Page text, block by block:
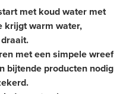
met koud water met
krijgt warm water,
met een simpele wreef
bijtende producten nodig